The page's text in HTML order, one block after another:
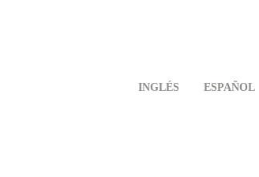
INGLÉS ESPAÑOL